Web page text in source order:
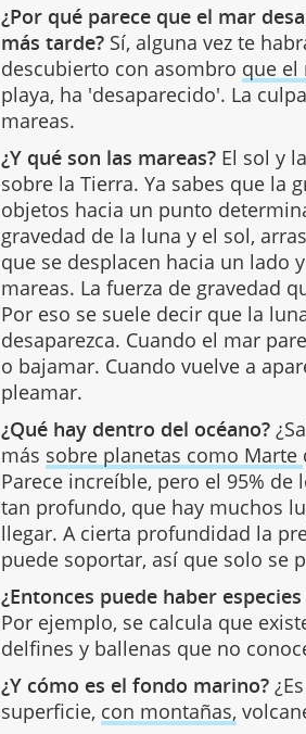
¿Por qué parece que el mar
más tarde? Sí, alguna vez te
descubierto con asombro que el
playa, ha 'desaparecido'. La
mareas.
¿Y qué son las mareas? El sol y
sobre la Tierra. Ya sabes que la
objetos hacia un punto
gravedad de la luna y el sol,
que se desplacen hacia un lado
mareas. La fuerza de gravedad
Por eso se suele decir que la
desaparezca. Cuando el mar
o bajamar. Cuando vuelve a
pleamar.
¿Qué hay dentro del océano?
más sobre planetas como Marte
Parece increíble, pero el 95%
tan profundo, que hay muchos
llegar. A cierta profundidad la
puede soportar, así que solo se
¿Entonces puede haber
Por ejemplo, se calcula que
delfines y ballenas que no
¿Y cómo es el fondo marino?
superficie, con montañas,